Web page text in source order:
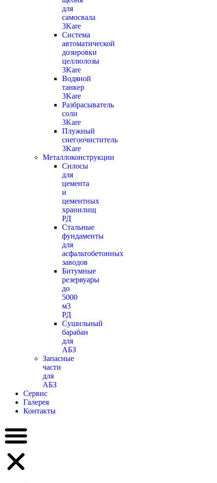
для
самосвала
3Kare
Система
автоматической
дозировки
целлюлозы
3Kare
Водяной
танкер
3Kare
Разбрасыватель
соли
3Kare
Плужный
снегоочиститель
3Kare
Металлоконструкции
Силосы
для
цемента
и
цементных
хранилищ
РД
Стальные
фундаменты
для
асфальтобетонных
заводов
Битумные
резервуары
до
5000
м3
РД
Сушильный
барабан
для
АБЗ
Запасные
части
для
АБЗ
Сервис
Галерея
Контакты